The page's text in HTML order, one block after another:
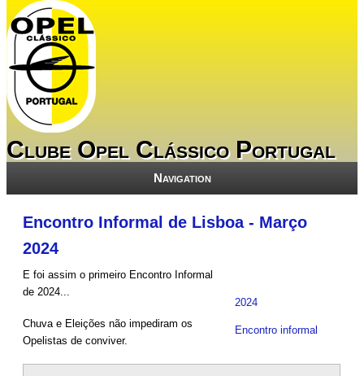
Clube Opel Clássico Portugal
Navigation
Encontro Informal de Lisboa - Março
2024
E foi assim o primeiro Encontro Informal
de 2024...
Chuva e Eleições não impediram os
Opelistas de conviver.
2024
Encontro informal